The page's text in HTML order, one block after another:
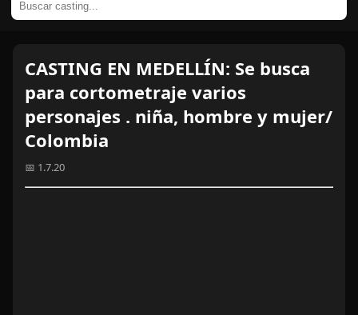
CASTING EN MEDELLÍN: Se busca
para cortometraje varios
personajes . niña, hombre y mujer/
Colombia
📅 1.7.20